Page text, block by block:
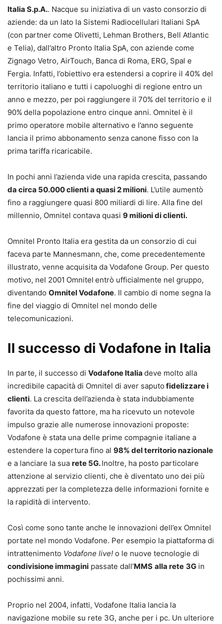
Italia S.p.A.. Nacque su iniziativa di un vasto consorzio di
aziende: da un lato la Sistemi Radiocellulari Italiani SpA
(con partner come Olivetti, Lehman Brothers, Bell Atlantic
e Telia), dall’altro Pronto Italia SpA, con aziende come
Zignago Vetro, AirTouch, Banca di Roma, ERG, Spal e
Fergia. Infatti, l’obiettivo era estendersi a coprire il 40% del
territorio italiano e tutti i capoluoghi di regione entro un
anno e mezzo, per poi raggiungere il 70% del territorio e il
90% della popolazione entro cinque anni. Omnitel è il
primo operatore mobile alternativo e l’anno seguente
lancia il primo abbonamento senza canone fisso con la
prima tariffa ricaricabile.
In pochi anni l’azienda vide una rapida crescita, passando
da circa 50.000 clienti a quasi 2 milioni. L’utile aumentò
fino a raggiungere quasi 800 miliardi di lire. Alla fine del
millennio, Omnitel contava quasi 9 milioni di clienti.
Omnitel Pronto Italia era gestita da un consorzio di cui
faceva parte Mannesmann, che, come precedentemente
illustrato, venne acquisita da Vodafone Group. Per questo
motivo, nel 2001 Omnitel entrò ufficialmente nel gruppo,
diventando Omnitel Vodafone. Il cambio di nome segna la
fine del viaggio di Omnitel nel mondo delle
telecomunicazioni.
Il successo di Vodafone in Italia
In parte, il successo di Vodafone Italia deve molto alla
incredibile capacità di Omnitel di aver saputo fidelizzare i
clienti. La crescita dell’azienda è stata indubbiamente
favorita da questo fattore, ma ha ricevuto un notevole
impulso grazie alle numerose innovazioni proposte:
Vodafone è stata una delle prime compagnie italiane a
estendere la copertura fino al 98% del territorio nazionale
e a lanciare la sua rete 5G.Inoltre, ha posto particolare
attenzione al servizio clienti, che è diventato uno dei più
apprezzati per la completezza delle informazioni fornite e
la rapidità di intervento.
Così come sono tante anche le innovazioni dell’ex Omnitel
portate nel mondo Vodafone. Per esempio la piattaforma di
intrattenimento Vodafone live! o le nuove tecnologie di
condivisione immagini passate dall’MMS alla rete 3G in
pochissimi anni.
Proprio nel 2004, infatti, Vodafone Italia lancia la
navigazione mobile su rete 3G, anche per i pc. Un ulteriore